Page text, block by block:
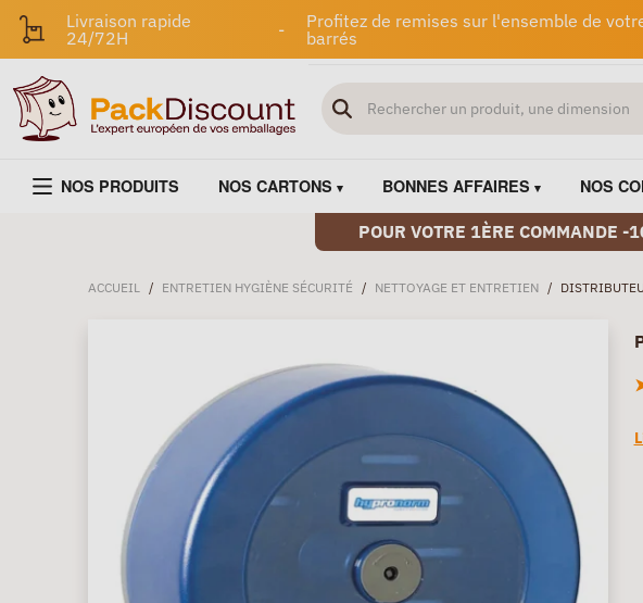
Livraison rapide
24/72H
-
Profitez de remises sur l'ensemble de
barrés
NOS PRODUITS NOS CARTONS BONNES AFFAIRES NOS
POUR VOTRE 1ÈRE COMMANDE
ACCUEIL / ENTRETIEN HYGIÈNE SÉCURITÉ / NETTOYAGE ET ENTRETIEN /